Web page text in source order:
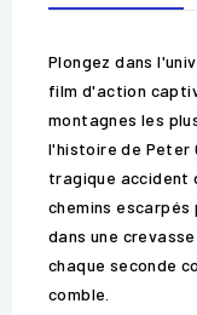
Plongez dans
film d'action
montagnes les
l'histoire de Peter
tragique accident
chemins
dans une
chaque seconde
comble.